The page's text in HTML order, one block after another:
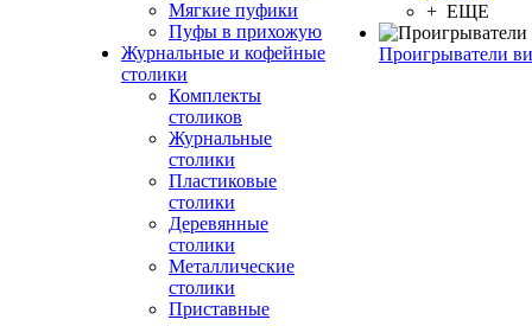
Мягкие пуфики
Пуфы в прихожую
Журнальные и кофейные
столики
Комплекты
столиков
Журнальные
столики
Пластиковые
столики
Деревянные
столики
Металлические
столики
Приставные
+ ЕЩЕ
Проигрыватели